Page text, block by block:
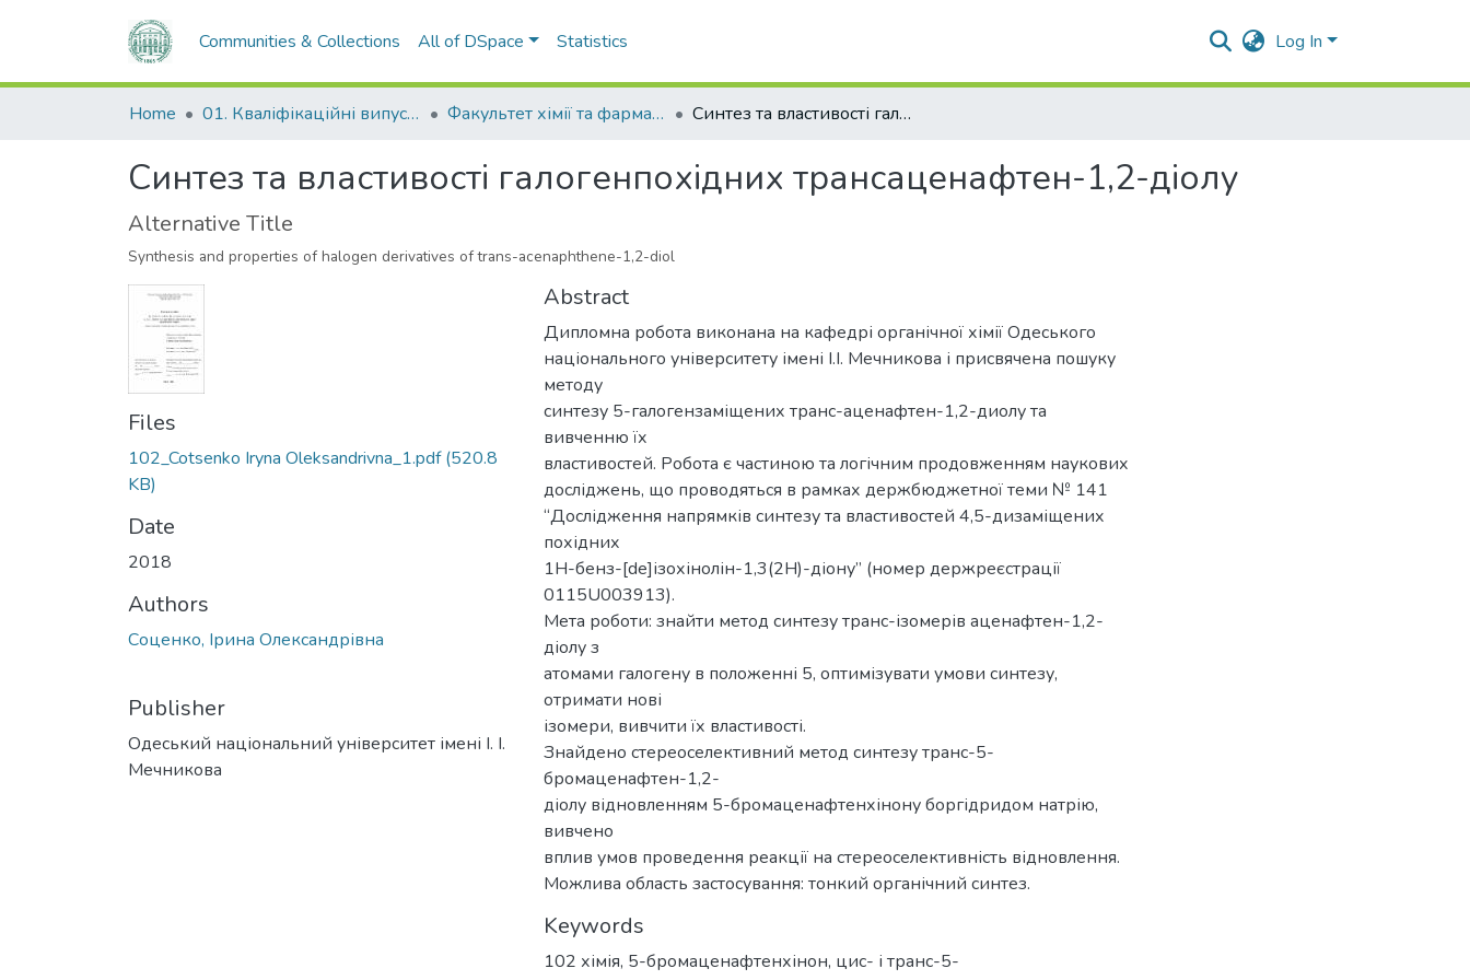
Communities & Collections All of DSpace Statistics Log In
Home 01. Кваліфікаційні випускні роботи здобувачів вищої освіти Факультет хімії та фармації Синтез та властивості галогенпохідних трансаценафтен-1,2-діолу
Синтез та властивості галогенпохідних трансаценафтен-1,2-діолу
Alternative Title
Synthesis and properties of halogen derivatives of trans-acenaphthene-1,2-diol
Files
102_Cotsenko Iryna Oleksandrivna_1.pdf(520.8
KB)
Date
2018
Authors
Соценко, Ірина Олександрівна
Publisher
Одеський національний університет імені І. І.
Мечникова
Abstract
Дипломна робота виконана на кафедрі органічної хімії Одеського
національного університету імені І.І. Мечникова і присвячена пошуку
методу
синтезу 5-галогензаміщених транс-аценафтен-1,2-диолу та
вивченню їх
властивостей. Робота є частиною та логічним продовженням наукових
досліджень, що проводяться в рамках держбюджетної теми № 141
“Дослідження напрямків синтезу та властивостей 4,5-дизаміщених
похідних
1H-бенз-[de]ізохінолін-1,3(2H)-діону” (номер держреєстрації
0115U003913).
Мета роботи: знайти метод синтезу транс-ізомерів аценафтен-1,2-
діолу з
атомами галогену в положенні 5, оптимізувати умови синтезу,
отримати нові
ізомери, вивчити їх властивості.
Знайдено стереоселективний метод синтезу транс-5-
бромаценафтен-1,2-
діолу відновленням 5-бромаценафтенхінону боргідридом натрію,
вивчено
вплив умов проведення реакції на стереоселективність відновлення.
Можлива область застосування: тонкий органічний синтез.
Keywords
102 хімія, 5-бромаценафтенхінон, цис- і транс-5-